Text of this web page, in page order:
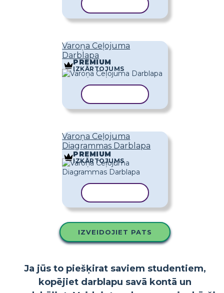
Varoņa Ceļojuma
Darblapa
PREMIUM
IZKĀRTOJUMS
Varoņa Ceļojuma
Diagrammas Darblapa
PREMIUM
IZKĀRTOJUMS
IZVEIDOJIET PATS
Ja jūs to piešķirat saviem studentiem,
kopējiet darblapu savā kontā un